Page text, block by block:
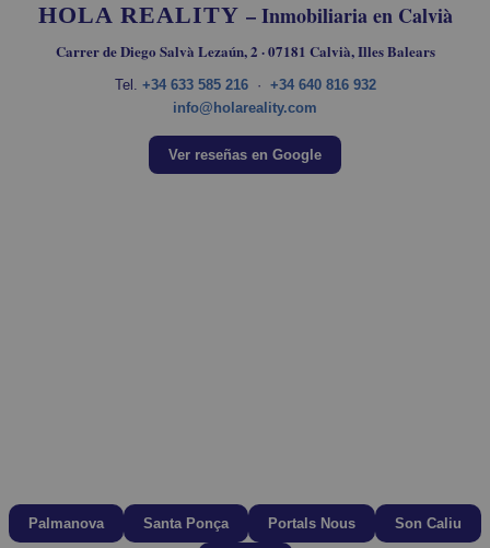
HOLA REALITY – Inmobiliaria en Calvià
Carrer de Diego Salvà Lezaún, 2 · 07181 Calvià, Illes Balears
Tel. +34 633 585 216· +34 640 816 932
info@holareality.com
Ver reseñas en Google
Palmanova Santa Ponça Portals Nous Son Caliu